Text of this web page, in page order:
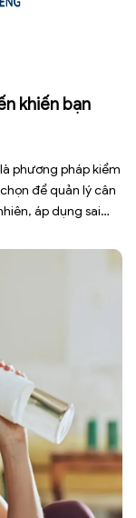
khiến bạn
phương pháp kiểm
để quản lý cân
áp dụng sai